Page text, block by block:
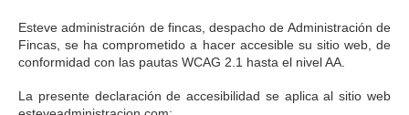
Esteve administración de fincas, despacho de Administración de
Fincas, se ha comprometido a hacer accesible su sitio web, de
conformidad con las pautas WCAG 2.1 hasta el nivel AA.
La presente declaración de accesibilidad se aplica al sitio web